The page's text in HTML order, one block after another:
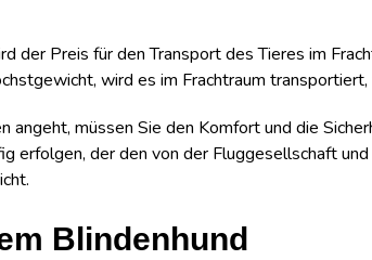
der Preis für den Transport des Tieres im
wird es im Frachtraum
angeht, müssen Sie den Komfort und die
erfolgen, der den von der Fluggesellschaft
Blindenhund